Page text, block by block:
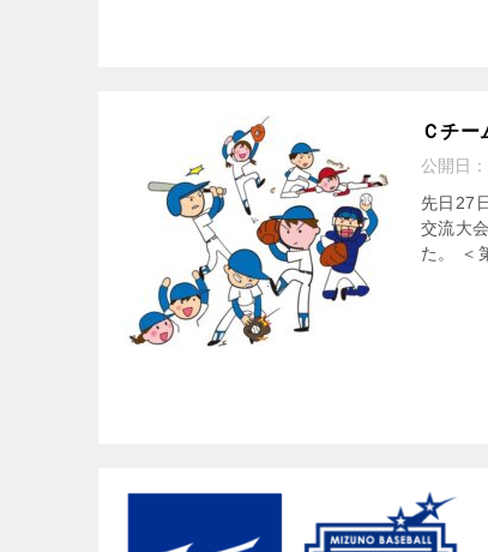
Ｃチー
公開日：
先日27
交流大
た。 ＜